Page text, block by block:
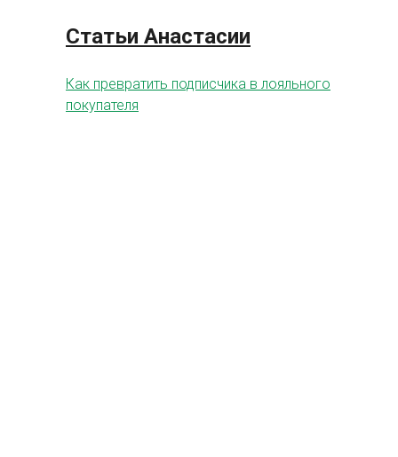
Как превратить подписчика в лояльного
покупателя
Статьи Анастасии